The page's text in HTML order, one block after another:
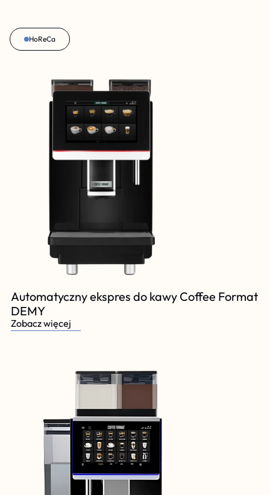
HoReCa
Automatyczny ekspres do kawy Coffee Format
DEMY
Zobacz więcej